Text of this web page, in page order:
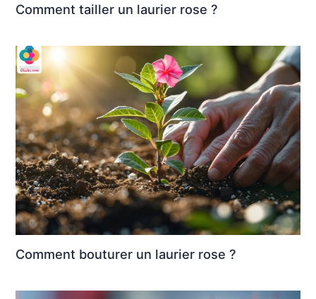
Comment tailler un laurier rose ?
Comment bouturer un laurier rose ?